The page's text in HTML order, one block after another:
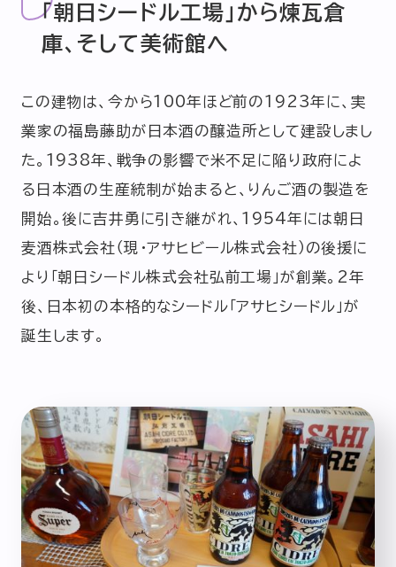
「朝日シードル工場」から煉瓦倉
庫、そして美術館へ
この建物は、今から100年ほど前の1923年に、実
業家の福島藤助が日本酒の醸造所として建設しまし
た。1938年、戦争の影響で米不足に陥り政府によ
る日本酒の生産統制が始まると、りんご酒の製造を
開始。後に吉井勇に引き継がれ、1954年には朝日
麦酒株式会社（現・アサヒビール株式会社）の後援に
より「朝日シードル株式会社弘前工場」が創業。2年
後、日本初の本格的なシードル「アサヒシードル」が
誕生します。